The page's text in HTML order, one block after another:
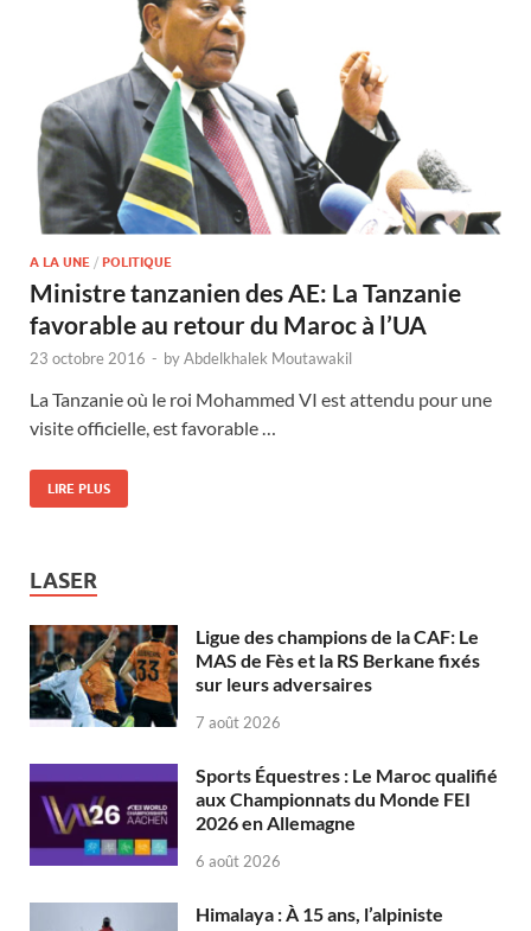
A LA UNE / POLITIQUE
Ministre tanzanien des AE: La Tanzanie
favorable au retour du Maroc à l’UA
23 octobre 2016 - byAbdelkhalek Moutawakil
La Tanzanie où le roi Mohammed VI est attendu pour une
visite officielle, est favorable …
LIRE PLUS
LASER
Ligue des champions de la CAF: Le
MAS de Fès et la RS Berkane fixés
sur leurs adversaires
7 août 2026
Sports Équestres : Le Maroc qualifié
aux Championnats du Monde FEI
2026 en Allemagne
6 août 2026
Himalaya : À 15 ans, l’alpiniste